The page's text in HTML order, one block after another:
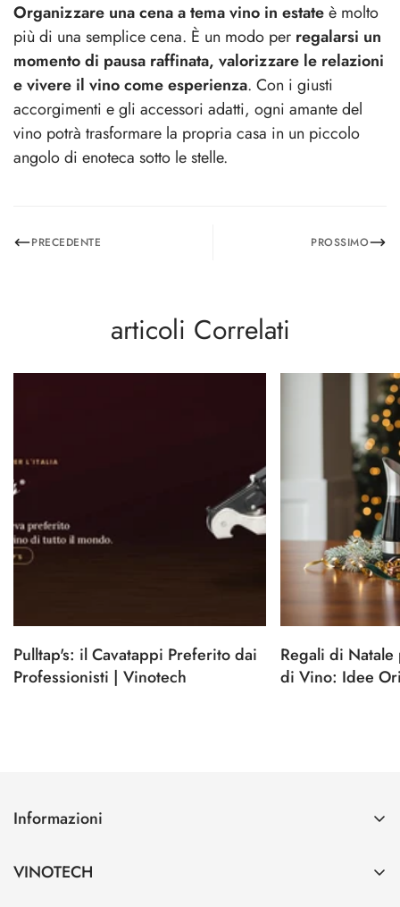
Organizzare una cena a tema vino in estateè molto
più di una semplice cena. È un modo per regalarsi un
momento di pausa raffinata, valorizzare le relazioni
e vivere il vino come esperienza. Con i giusti
accorgimenti e gli accessori adatti, ogni amante del
vino potrà trasformare la propria casa in un piccolo
angolo di enoteca sotto le stelle.
PRECEDENTE PROSSIMO
articoli Correlati
Pulltap's: il Cavatappi Preferito dai
Professionisti | Vinotech
Regali di
di Vino: Idee
Informazioni
Spedizioni e Pagamenti
VINOTECH